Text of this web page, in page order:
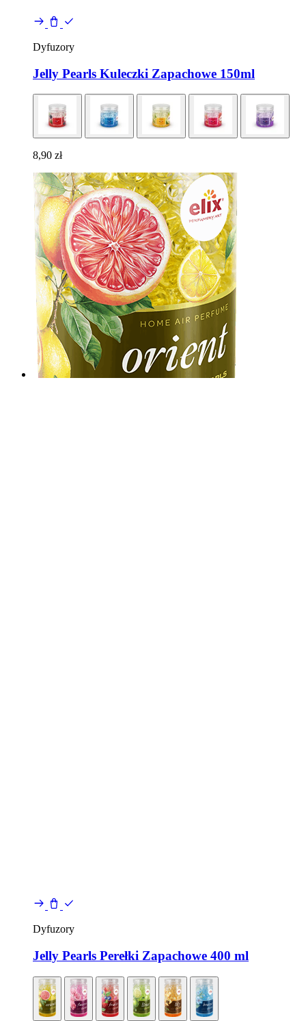
Dyfuzory
Jelly Pearls Kuleczki Zapachowe 150ml
8,90 zł
Dyfuzory
Jelly Pearls Perełki Zapachowe 400 ml